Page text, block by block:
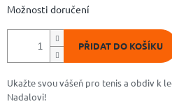
Možnosti doručení
PŘIDAT DO KOŠÍKU
Ukažte svou vášeň pro tenis a obdiv k
Nadalovi!